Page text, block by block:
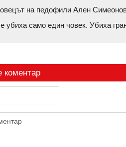
на педофили Ален
убиха само един човек. Убиха
коментар